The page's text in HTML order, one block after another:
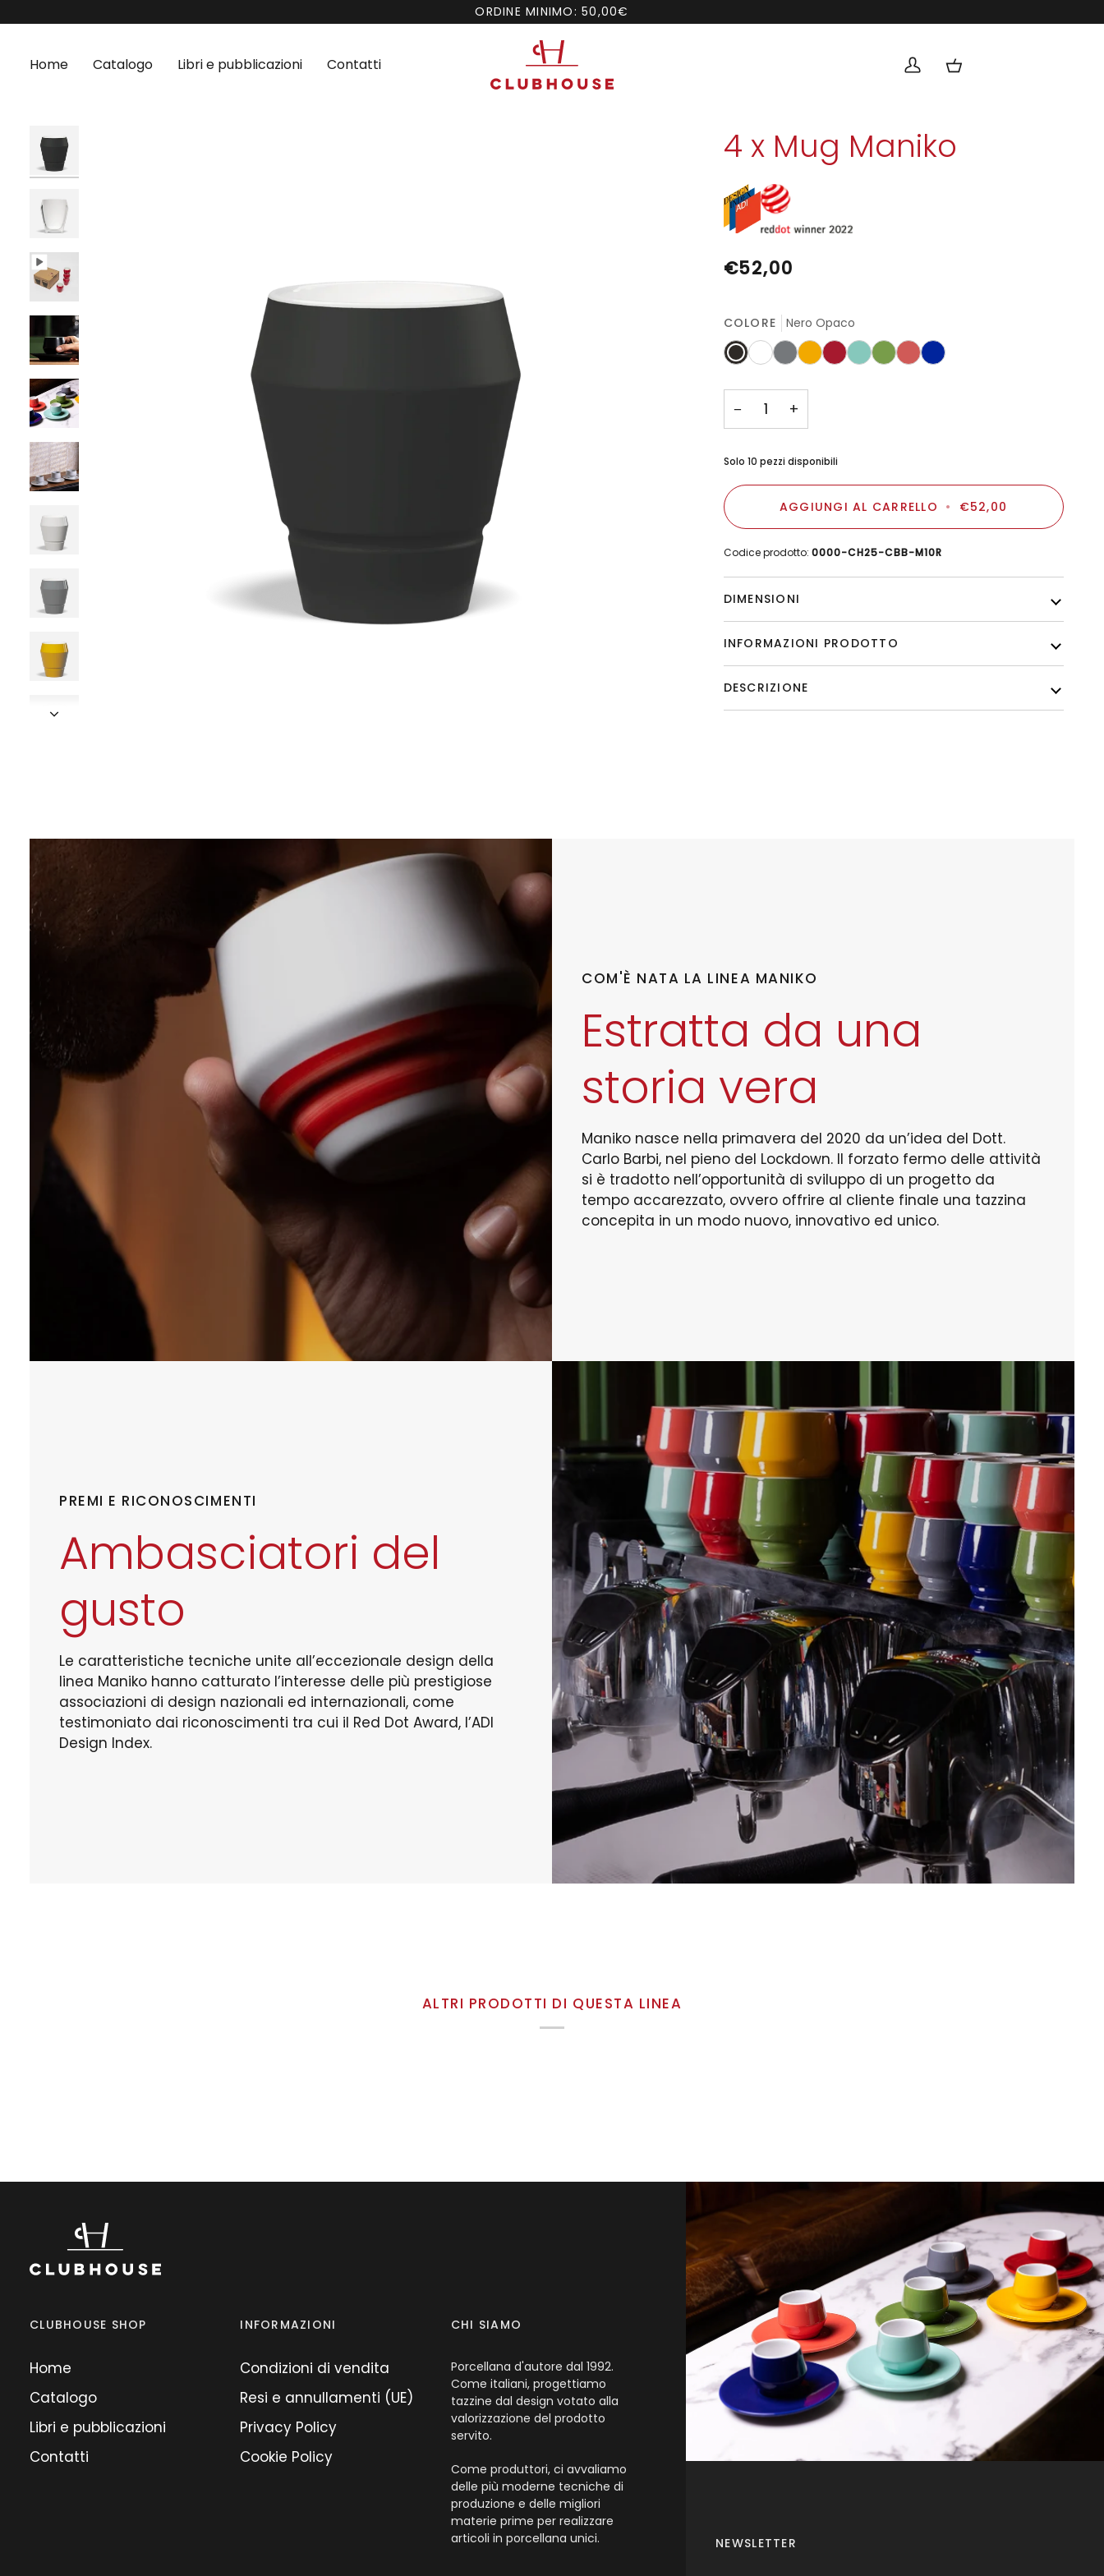
al
ORDINE MINIMO: 50,00€
Home Catalogo Libri e pubblicazioni Contatti
Il
Carrello
Avanti
4 x Mug Maniko
€52,00
COLORE Nero Opaco
Nero
Opaco
Bianco
NickelAmbra
RossoAcquamarina
VerdeRosa
Salmone
Blu
− +
Solo 10 pezzi disponibili
AGGIUNGI AL CARRELLO • €52,00
Codice prodotto: 0000-CH25-CBB-M10R
DIMENSIONI
INFORMAZIONI PRODOTTO
DESCRIZIONE
COM'È NATA LA LINEA MANIKO
Estratta da una
storia vera
Maniko nasce nella primavera del 2020 da un’idea del Dott.
Carlo Barbi, nel pieno del Lockdown. Il forzato fermo delle attività
si è tradotto nell’opportunità di sviluppo di un progetto da
tempo accarezzato, ovvero offrire al cliente finale una tazzina
concepita in un modo nuovo, innovativo ed unico.
PREMI E RICONOSCIMENTI
Ambasciatori del
gusto
Le caratteristiche tecniche unite all’eccezionale design della
linea Maniko hanno catturato l’interesse delle più prestigiose
associazioni di design nazionali ed internazionali, come
testimoniato dai riconoscimenti tra cui il Red Dot Award, l’ADI
Design Index.
ALTRI PRODOTTI DI QUESTA LINEA
NEWSLETTER
CLUBHOUSE SHOP
Home
Catalogo
Libri e pubblicazioni
Contatti
INFORMAZIONI
Condizioni di vendita
Resi e annullamenti (UE)
Privacy Policy
Cookie Policy
CHI SIAMO
Porcellana d'autore dal 1992.
Come italiani, progettiamo
tazzine dal design votato alla
valorizzazione del prodotto
servito.
Come produttori, ci avvaliamo
delle più moderne tecniche di
produzione e delle migliori
materie prime per realizzare
articoli in porcellana unici.